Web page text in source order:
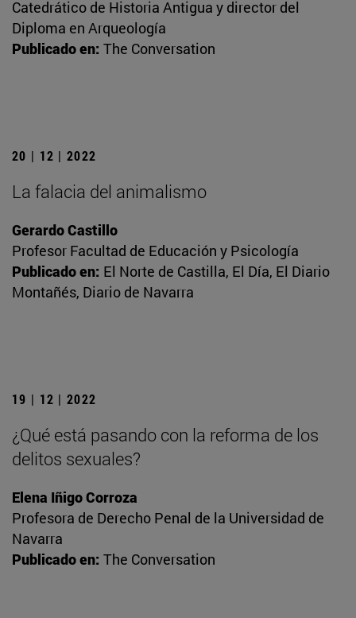
Catedrático de Historia Antigua y director del
Diploma en Arqueología
Publicado en: The Conversation
20 | 12 | 2022
La falacia del animalismo
Gerardo Castillo
Profesor Facultad de Educación y Psicología
Publicado en: El Norte de Castilla, El Día, El Diario
Montañés, Diario de Navarra
19 | 12 | 2022
¿Qué está pasando con la reforma de los
delitos sexuales?
Elena Iñigo Corroza
Profesora de Derecho Penal de la Universidad de
Navarra
Publicado en: The Conversation